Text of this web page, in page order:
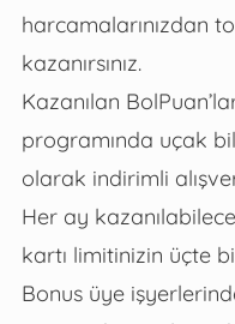
harcamalarınızdan
kazanırsınız.
Kazanılan
programında uçak
olarak indirimli
Her ay
kartı limitinizin üçte
Bonus üye